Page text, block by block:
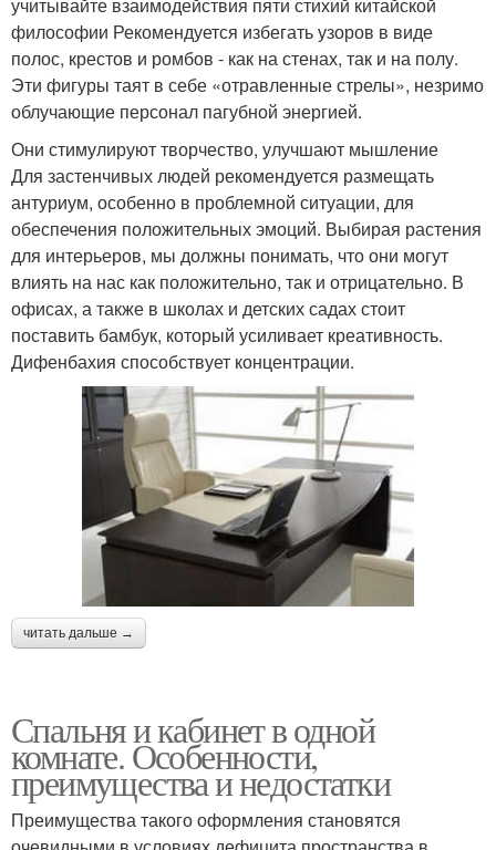
философии Рекомендуется избегать узоров в виде
полос, крестов и ромбов - как на стенах, так и на полу.
Эти фигуры таят в себе «отравленные стрелы», незримо
облучающие персонал пагубной энергией.
Они стимулируют творчество, улучшают мышление
Для застенчивых людей рекомендуется размещать
антуриум, особенно в проблемной ситуации, для
обеспечения положительных эмоций. Выбирая растения
для интерьеров, мы должны понимать, что они могут
влиять на нас как положительно, так и отрицательно. В
офисах, а также в школах и детских садах стоит
поставить бамбук, который усиливает креативность.
Дифенбахия способствует концентрации.
читать дальше →
Спальня и кабинет в одной
комнате. Особенности,
преимущества и недостатки
Преимущества такого оформления становятся